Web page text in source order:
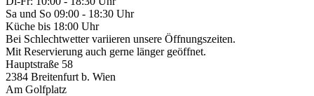
Sa und So 09:00 - 18:30 Uhr
Küche bis 18:00 Uhr
Bei Schlechtwetter variieren unsere Öffnungszeiten.
Mit Reservierung auch gerne länger geöffnet.
Hauptstraße 58
2384 Breitenfurt b. Wien
Am Golfplatz